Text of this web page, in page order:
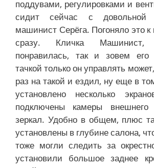
поддувами, регулировками и
сидит сейчас с
машинист Серёга. Погоняло это
сразу. Кличка
понравилась, так и зовем его
тачкой только он управлять
раз на такой и ездил, ну еще в
установлено несколько
подключены камеры
зеркал. Удобно в общем, плюс
установлены в глубине салона,
тоже могли следить за
установили большое заднее